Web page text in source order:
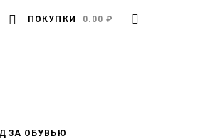
ПОКУПКИ 0.00 ₽
ЗА ОБУВЬЮ